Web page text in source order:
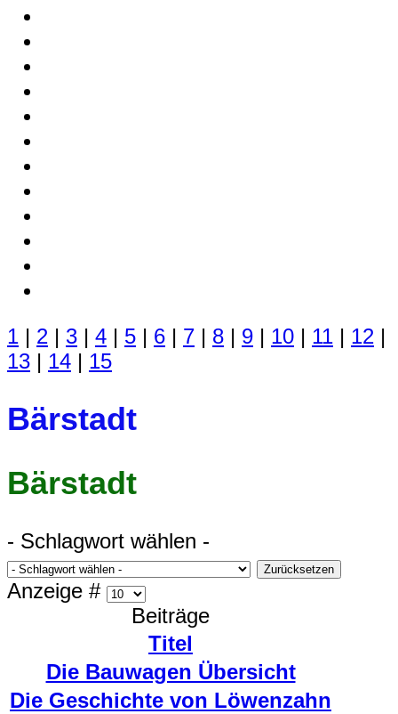
1 | 2 | 3 | 4 | 5 | 6 | 7 | 8 | 9 | 10 | 11 | 12 |
13 | 14 | 15
Bärstadt
Bärstadt
- Schlagwort wählen -
Zurücksetzen
Anzeige #
Beiträge
Titel
Die Bauwagen Übersicht
Die Geschichte von Löwenzahn